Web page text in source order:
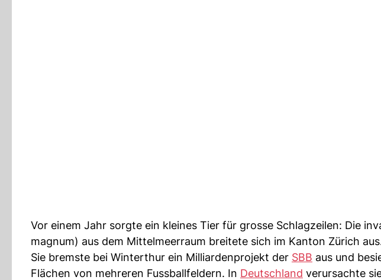
Vor einem Jahr sorgte ein kleines Tier für grosse Schlagzeilen: Die
magnum) aus dem Mittelmeerraum breitete sich im Kanton Zürich
Sie bremste bei Winterthur ein Milliardenprojekt der SBB aus und
Flächen von mehreren Fussballfeldern. In Deutschland verursachte